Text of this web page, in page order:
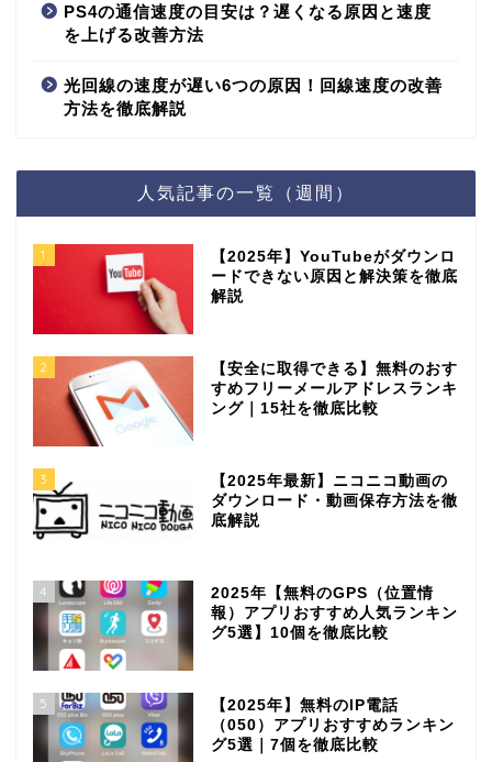
PS4の通信速度の目安は？遅くなる原因と速度
を上げる改善方法
光回線の速度が遅い6つの原因！回線速度の改善
方法を徹底解説
人気記事の一覧（週間）
1
【2025年】YouTubeがダウンロ
ードできない原因と解決策を徹底
解説
2
【安全に取得できる】無料のおす
すめフリーメールアドレスランキ
ング｜15社を徹底比較
3
【2025年最新】ニコニコ動画の
ダウンロード・動画保存方法を徹
底解説
4
2025年【無料のGPS（位置情
報）アプリおすすめ人気ランキン
グ5選】10個を徹底比較
5
【2025年】無料のIP電話
（050）アプリおすすめランキン
グ5選｜7個を徹底比較